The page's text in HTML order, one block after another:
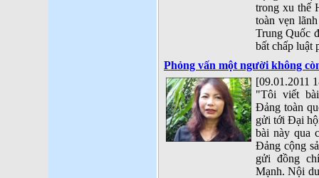
trong xu thế
toàn vẹn
Trung Quốc
bất chấp luật
Phỏng vấn một người không
[09.01.2011
"Tôi viết
Đảng toàn
gửi tới Đại
bài này qua
Đảng cộng
gửi đồng
Mạnh. Nội